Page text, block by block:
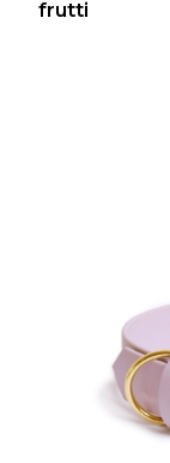
frutti